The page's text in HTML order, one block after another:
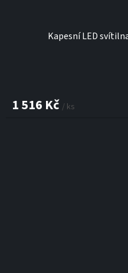
Kapesní LED
1 516 Kč / ks